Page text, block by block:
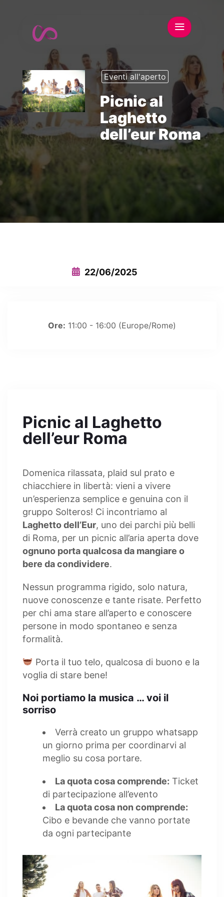
Eventi all'aperto
Picnic al
Laghetto
dell’eur Roma
22/06/2025
Picnic al Laghetto
dell’eur Roma
Domenica rilassata, plaid sul prato e
chiacchiere in libertà: vieni a vivere
un’esperienza semplice e genuina con il
gruppo Solteros! Ci incontriamo al
Laghetto dell’Eur, uno dei parchi più belli
di Roma, per un picnic all’aria aperta dove
ognuno porta qualcosa da mangiare o
bere da condividere.
Nessun programma rigido, solo natura,
nuove conoscenze e tante risate. Perfetto
per chi ama stare all’aperto e conoscere
persone in modo spontaneo e senza
formalità.
Porta il tuo telo, qualcosa di buono e la
voglia di stare bene!
Noi portiamo la musica … voi il
sorriso
Verrà creato un gruppo whatsapp
un giorno prima per coordinarvi al
meglio su cosa portare.
La quota cosa comprende: Ticket
di partecipazione all’evento
La quota cosa non comprende:
Cibo e bevande che vanno portate
da ogni partecipante
Ore: 11:00 - 16:00 (Europe/Rome)